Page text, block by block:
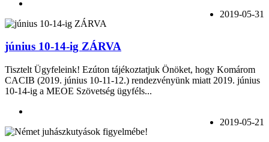
2019-05-31
június 10-14-ig ZÁRVA
Tisztelt Ügyfeleink! Ezúton tájékoztatjuk Önöket, hogy Komárom
CACIB (2019. június 10-11-12.) rendezvényünk miatt 2019. június
10-14-ig a MEOE Szövetség ügyféls...
2019-05-21